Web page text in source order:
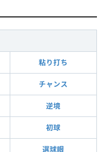
粘り打ち
チャンス
逆境
初球
選球眼